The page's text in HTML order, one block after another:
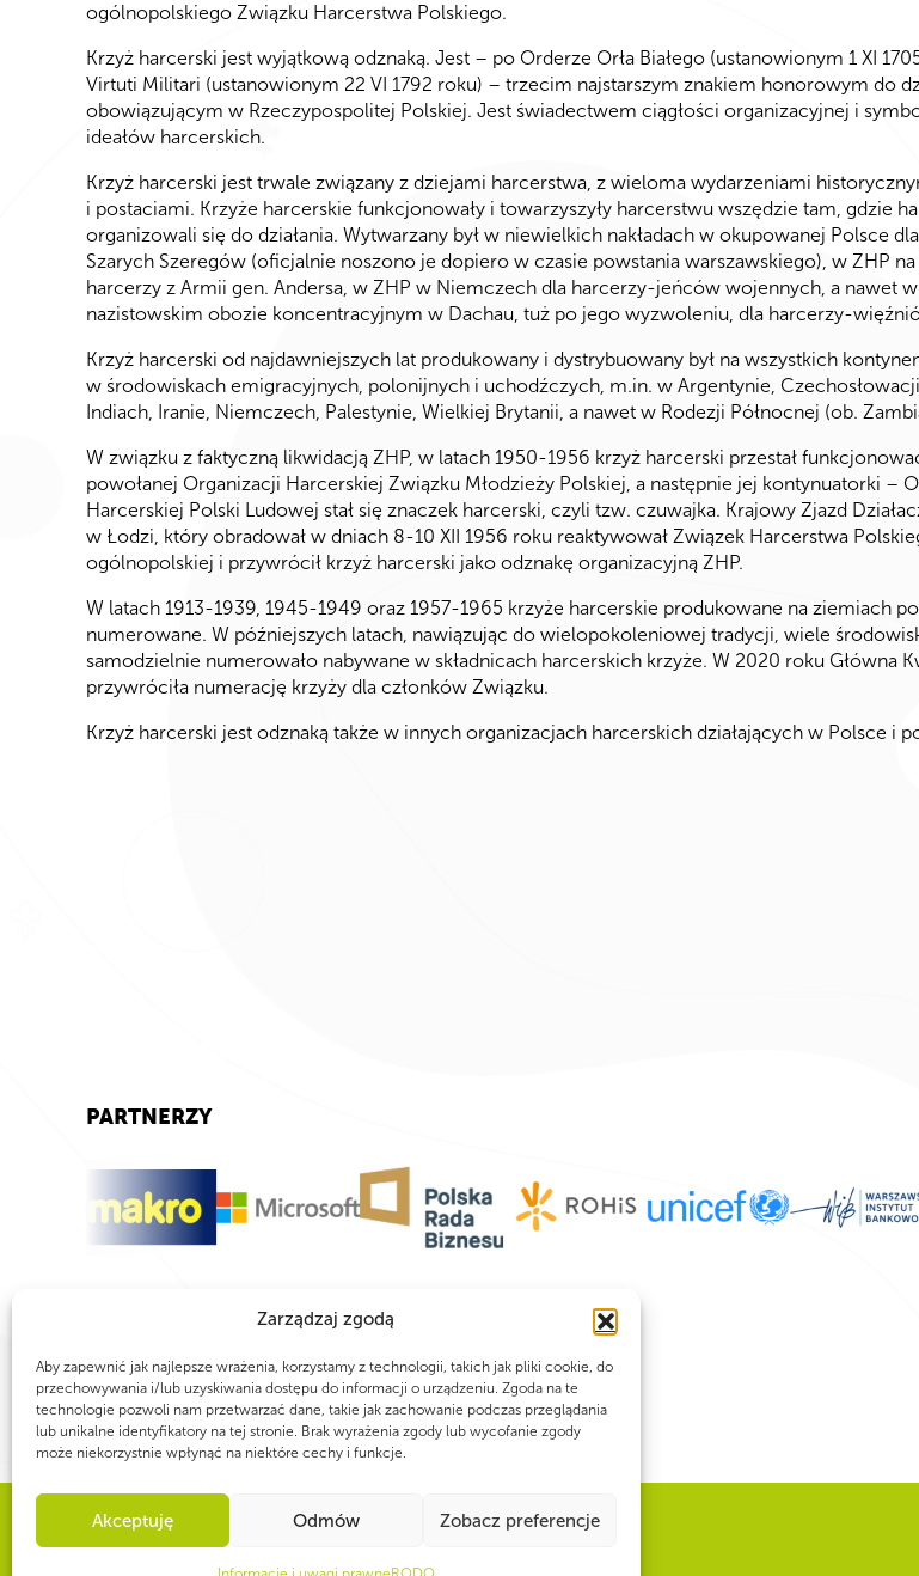
Zarządzaj zgodą
Aby zapewnić jak najlepsze wrażenia, korzystamy z technologii, takich jak pliki cookie, do
przechowywania i/lub uzyskiwania dostępu do informacji o urządzeniu. Zgoda na te
technologie pozwoli nam przetwarzać dane, takie jak zachowanie podczas przeglądania
lub unikalne identyfikatory na tej stronie. Brak wyrażenia zgody lub wycofanie zgody
może niekorzystnie wpłynąć na niektóre cechy i funkcje.
Akceptuję Odmów Zobacz preferencje
ogólnopolskiego Związku Harcerstwa Polskiego.
Krzyż harcerski jest wyjątkową odznaką. Jest – po Orderze Orła Białego (ustanowionym 1 XI
Virtuti Militari (ustanowionym 22 VI 1792 roku) – trzecim najstarszym znakiem honorowym do
obowiązującym w Rzeczypospolitej Polskiej. Jest świadectwem ciągłości organizacyjnej i
ideałów harcerskich.
Krzyż harcerski jest trwale związany z dziejami harcerstwa, z wieloma wydarzeniami
i postaciami. Krzyże harcerskie funkcjonowały i towarzyszyły harcerstwu wszędzie tam, gdzie
organizowali się do działania. Wytwarzany był w niewielkich nakładach w okupowanej Polsce
Szarych Szeregów (oficjalnie noszono je dopiero w czasie powstania warszawskiego), w ZHP
harcerzy z Armii gen. Andersa, w ZHP w Niemczech dla harcerzy-jeńców wojennych, a nawet
nazistowskim obozie koncentracyjnym w Dachau, tuż po jego wyzwoleniu, dla harcerzy-
Krzyż harcerski od najdawniejszych lat produkowany i dystrybuowany był na wszystkich
w środowiskach emigracyjnych, polonijnych i uchodźczych, m.in. w Argentynie,
Indiach, Iranie, Niemczech, Palestynie, Wielkiej Brytanii, a nawet w Rodezji Północnej (ob.
W związku z faktyczną likwidacją ZHP, w latach 1950-1956 krzyż harcerski przestał
powołanej Organizacji Harcerskiej Związku Młodzieży Polskiej, a następnie jej kontynuatorki –
Harcerskiej Polski Ludowej stał się znaczek harcerski, czyli tzw. czuwajka. Krajowy Zjazd
w Łodzi, który obradował w dniach 8-10 XII 1956 roku reaktywował Związek Harcerstwa
ogólnopolskiej i przywrócił krzyż harcerski jako odznakę organizacyjną ZHP.
W latach 1913-1939, 1945-1949 oraz 1957-1965 krzyże harcerskie produkowane na ziemiach
numerowane. W późniejszych latach, nawiązując do wielopokoleniowej tradycji, wiele
samodzielnie numerowało nabywane w składnicach harcerskich krzyże. W 2020 roku Główna
przywróciła numerację krzyży dla członków Związku.
Krzyż harcerski jest odznaką także w innych organizacjach harcerskich działających w Polsce i
PARTNERZY
WSPÓLNIE DLA HARCERSKIEJ MISJI